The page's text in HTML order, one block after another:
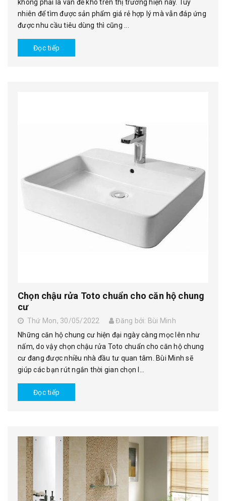
không phải là vấn đề khó trên thị trường hiện nay. Tuy
nhiên để tìm được sản phẩm giá rẻ hợp lý mà vẫn đáp ứng
được nhu cầu tiêu dùng thì cũng ...
Đọc tiếp
Chọn chậu rửa Toto chuẩn cho căn hộ chung
cư
Thứ Mon, 30/05/2022
Đăng bởi: Bùi Minh
Những căn hộ chung cư hiện đại ngày càng mọc lên như
nấm, do vậy chọn chậu rửa Toto chuẩn cho căn hộ chung
cư đang được nhiều nhà đầu tư quan tâm. Bùi Minh sẽ
giúp các bạn rút ngắn thời gian chọn l...
Đọc tiếp